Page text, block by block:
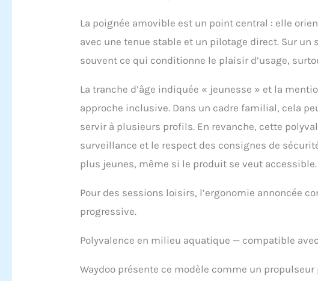
La poignée amovible est un point central : elle
avec une tenue stable et un pilotage direct. Sur
souvent ce qui conditionne le plaisir d’usage,
La tranche d’âge indiquée « jeunesse » et la
approche inclusive. Dans un cadre familial, cela
servir à plusieurs profils. En revanche, cette
surveillance et le respect des consignes de
plus jeunes, même si le produit se veut accessible.
Pour des sessions loisirs, l’ergonomie annoncée
progressive.
Polyvalence en milieu aquatique — compatible
Waydoo présente ce modèle comme un